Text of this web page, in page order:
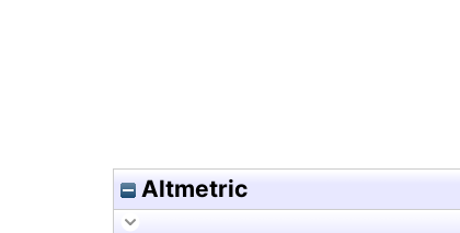
Altmetric